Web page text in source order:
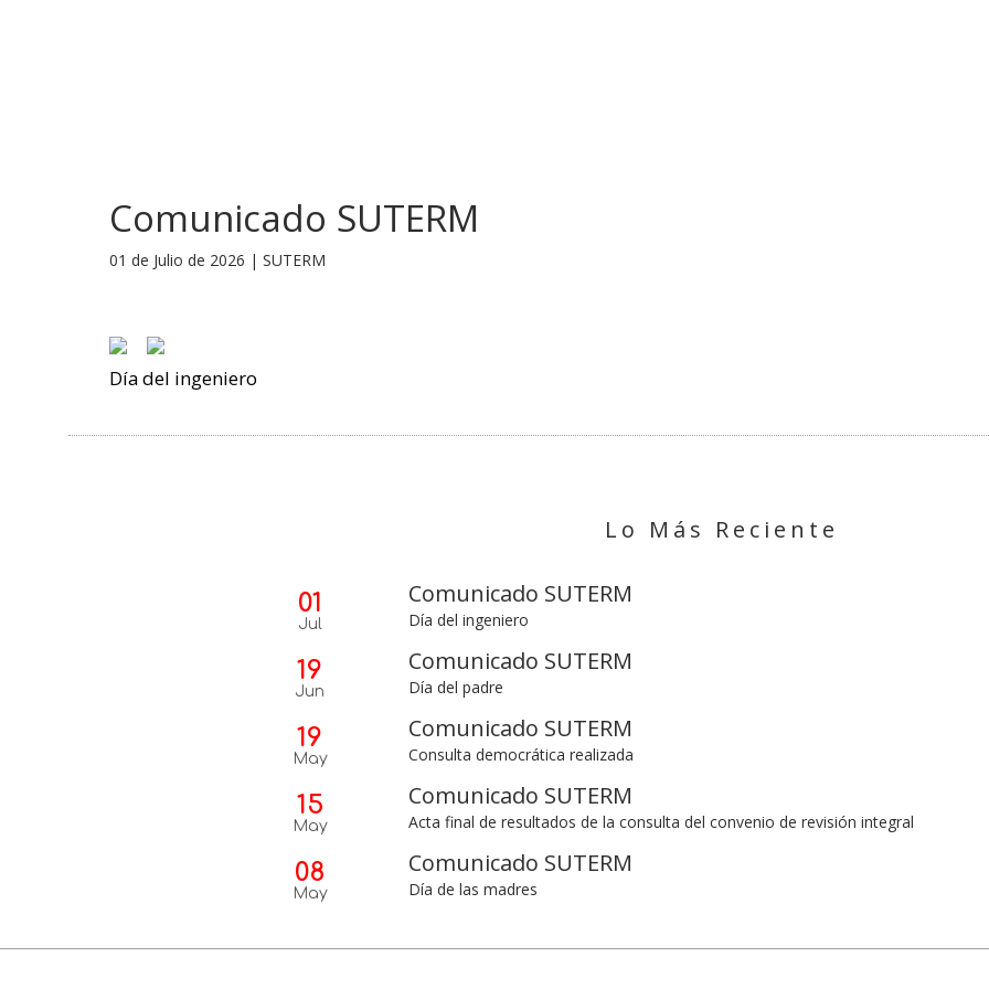
Comunicado SUTERM
01 de Julio de 2026 | SUTERM
Día del ingeniero
Lo Más Reciente
01
Jul
Comunicado SUTERM
Día del ingeniero
19
Jun
Comunicado SUTERM
Día del padre
19
May
Comunicado SUTERM
Consulta democrática realizada
15
May
Comunicado SUTERM
Acta final de resultados de la consulta del convenio de revisión integral
08
May
Comunicado SUTERM
Día de las madres